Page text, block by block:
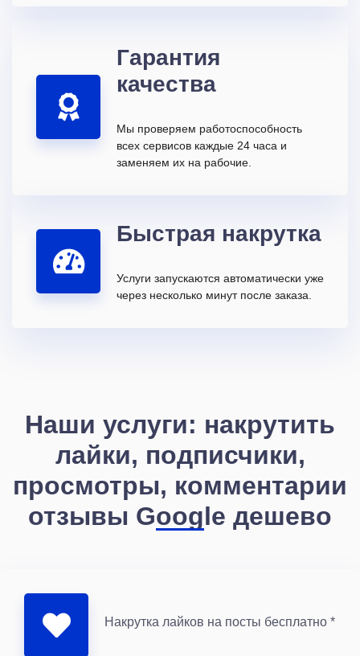
Гарантия
качества
Мы проверяем работоспособность
всех сервисов каждые 24 часа и
заменяем их на рабочие.
Быстрая накрутка
Услуги запускаются автоматически уже
через несколько минут после заказа.
Наши услуги: накрутить
лайки, подписчики,
просмотры, комментарии
отзывы Google дешево
Накрутка лайков на посты бесплатно *